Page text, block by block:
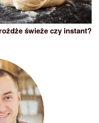
świeże czy instant?